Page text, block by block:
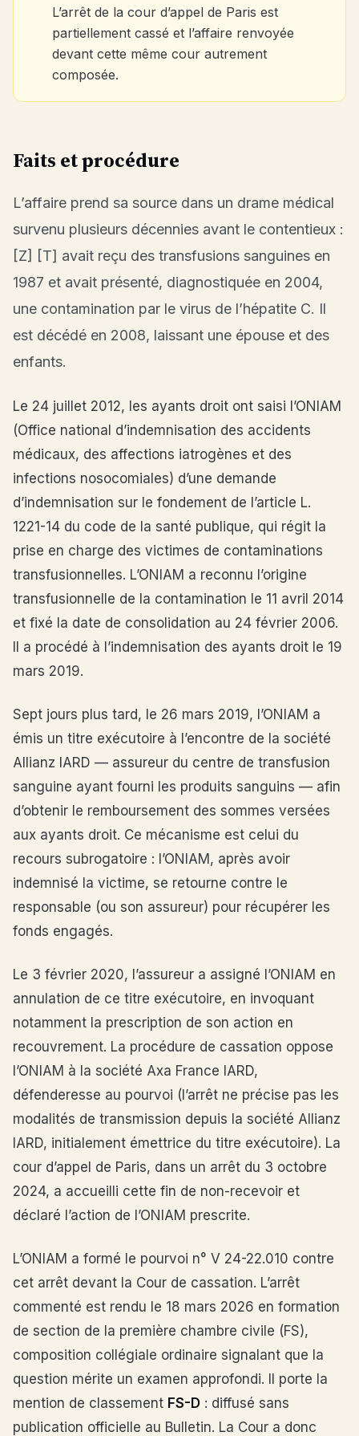
L’arrêt de la cour d’appel de Paris est
partiellement cassé et l’affaire renvoyée
devant cette même cour autrement
composée.
Faits et procédure
L’affaire prend sa source dans un drame médical
survenu plusieurs décennies avant le contentieux :
[Z] [T] avait reçu des transfusions sanguines en
1987 et avait présenté, diagnostiquée en 2004,
une contamination par le virus de l’hépatite C. Il
est décédé en 2008, laissant une épouse et des
enfants.
Le 24 juillet 2012, les ayants droit ont saisi l’ONIAM
(Office national d’indemnisation des accidents
médicaux, des affections iatrogènes et des
infections nosocomiales) d’une demande
d’indemnisation sur le fondement de l’article L.
1221-14 du code de la santé publique, qui régit la
prise en charge des victimes de contaminations
transfusionnelles. L’ONIAM a reconnu l’origine
transfusionnelle de la contamination le 11 avril 2014
et fixé la date de consolidation au 24 février 2006.
Il a procédé à l’indemnisation des ayants droit le 19
mars 2019.
Sept jours plus tard, le 26 mars 2019, l’ONIAM a
émis un titre exécutoire à l’encontre de la société
Allianz IARD — assureur du centre de transfusion
sanguine ayant fourni les produits sanguins — afin
d’obtenir le remboursement des sommes versées
aux ayants droit. Ce mécanisme est celui du
recours subrogatoire : l’ONIAM, après avoir
indemnisé la victime, se retourne contre le
responsable (ou son assureur) pour récupérer les
fonds engagés.
Le 3 février 2020, l’assureur a assigné l’ONIAM en
annulation de ce titre exécutoire, en invoquant
notamment la prescription de son action en
recouvrement. La procédure de cassation oppose
l’ONIAM à la société Axa France IARD,
défenderesse au pourvoi (l’arrêt ne précise pas les
modalités de transmission depuis la société Allianz
IARD, initialement émettrice du titre exécutoire). La
cour d’appel de Paris, dans un arrêt du 3 octobre
2024, a accueilli cette fin de non-recevoir et
déclaré l’action de l’ONIAM prescrite.
L’ONIAM a formé le pourvoi n° V 24-22.010 contre
cet arrêt devant la Cour de cassation. L’arrêt
commenté est rendu le 18 mars 2026 en formation
de section de la première chambre civile (FS),
composition collégiale ordinaire signalant que la
question mérite un examen approfondi. Il porte la
mention de classement FS-D : diffusé sans
publication officielle au Bulletin. La Cour a donc